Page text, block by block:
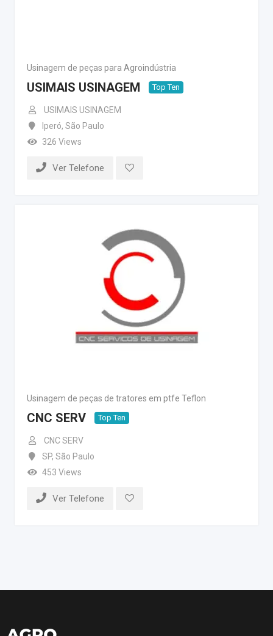
Usinagem de peças para Agroindústria
USIMAIS USINAGEM Top Ten
USIMAIS USINAGEM
Iperó, São Paulo
326 Views
Ver Telefone
Usinagem de peças de tratores em ptfe Teflon
CNC SERV Top Ten
CNC SERV
SP, São Paulo
453 Views
Ver Telefone